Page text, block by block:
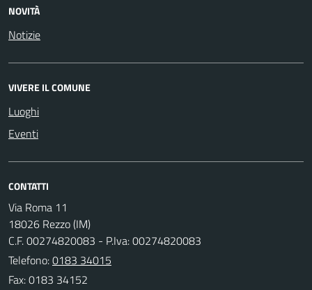
NOVITÀ
Notizie
VIVERE IL COMUNE
Luoghi
Eventi
CONTATTI
Via Roma 11
18026 Rezzo (IM)
C.F. 00274820083 - P.Iva: 00274820083
Telefono:0183 34015
Fax: 0183 34152